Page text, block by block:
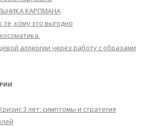
КАРПМАНА
кому это выгодно
аллергии через работу с образами
3 лет: симптомы и стратегия